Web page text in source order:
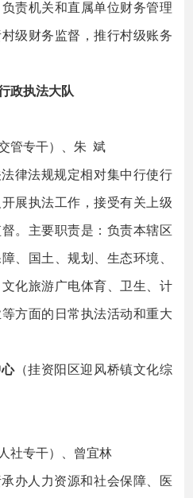
责机关和直属单位财务管理
级财务监督，推行村级账务
政执法大队
管专干）、朱 斌
律法规规定相对集中行使行
展执法工作，接受有关上级
。主要职责是：负责本辖区
、国土、规划、生态环境、
化旅游广电体育、卫生、计
方面的日常执法活动和重大
（挂资阳区迎风桥镇文化综
社专干）、曾宜林
办人力资源和社会保障、医